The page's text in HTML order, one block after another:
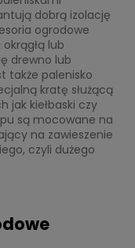
dobrą izolację
ogrodowe
lub
drewno lub
także palenisko
kratę służącą
jak kiełbaski czy
są mocowane na
na zawieszenie
czyli dużego